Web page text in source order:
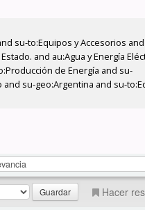
su-to:Equipos y Accesorios
and au:Agua y Energía
de Energía and su-
and su-geo:Argentina and su-
Hacer